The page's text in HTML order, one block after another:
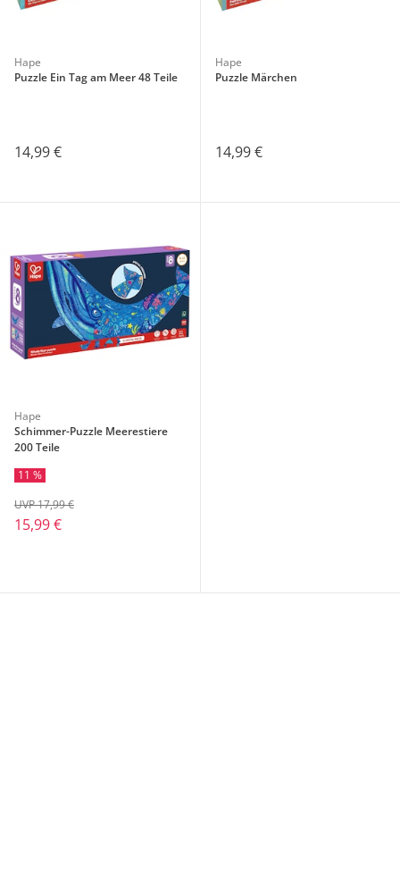
Hape
Puzzle Ein Tag am Meer 48 Teile
14,99 €
Hape
Puzzle Märchen
14,99 €
Hape
Schimmer-Puzzle Meerestiere
200 Teile
11 %
15,99 €
UVP 17,99 €